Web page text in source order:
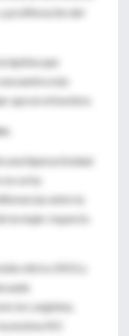
proliferación del
leptina que
más
que en el hombre.
una hiperactividad
se ha
entre la
la mujer respecto
nítrico (NO) y
la L-arginina,
enzima NO